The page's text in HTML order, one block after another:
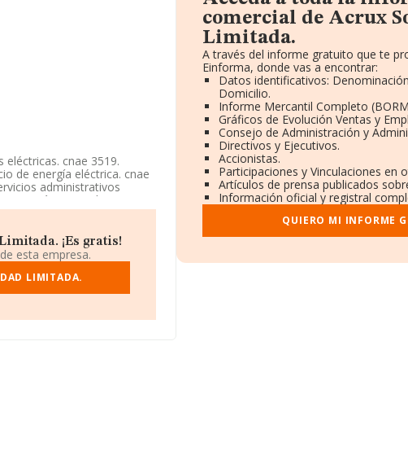
cnae 3519.
de energía eléctrica. cnae
administrativos
está registrada como
'Transporte de energía
está situada en
la Mancha.
compañías, en el ámbito
euros. Teniendo en
¡Es gratis!
esta empresa.
LIMITADA.
comercial de Acrux
Limitada.
A través del informe gratuito que te
Einforma, donde vas a encontrar:
Datos identificativos:
Domicilio.
Informe Mercantil Completo
Gráficos de Evolución Ventas y
Consejo de Administración y
Directivos y Ejecutivos.
Accionistas.
Participaciones y Vinculaciones en
Artículos de prensa publicados
Información oficial y registral
QUIERO MI INFORME